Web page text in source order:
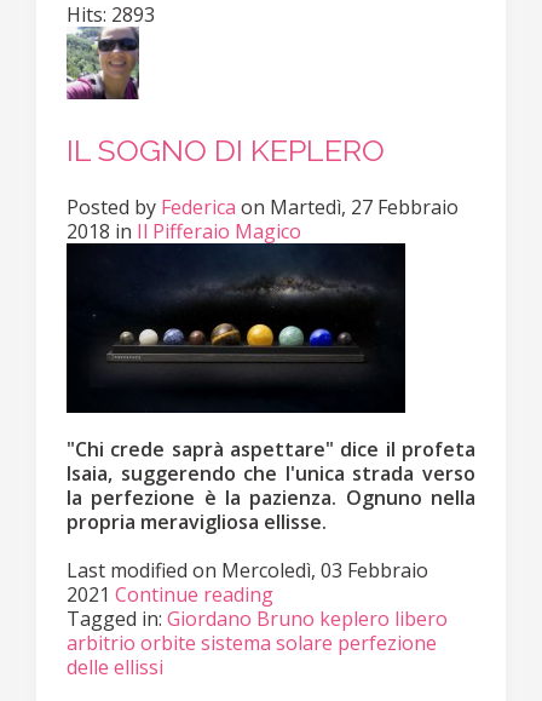
Hits: 2893
IL SOGNO DI KEPLERO
Posted by Federica on Martedì, 27 Febbraio
2018 in Il Pifferaio Magico
"Chi crede saprà aspettare" dice il profeta
Isaia, suggerendo che l'unica strada verso
la perfezione è la pazienza. Ognuno nella
propria meravigliosa ellisse.
Last modified on Mercoledì, 03 Febbraio
2021 Continue reading
Tagged in: Giordano Bruno keplero libero
arbitrio orbite sistema solare perfezione
delle ellissi